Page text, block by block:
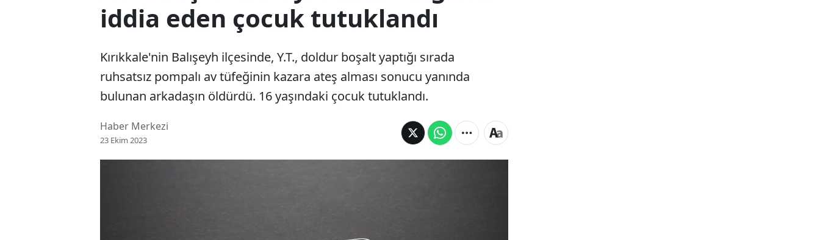
iddia eden çocuk tutuklandı
Kırıkkale'nin Balışeyh ilçesinde, Y.T., doldur boşalt yaptığı sırada
ruhsatsız pompalı av tüfeğinin kazara ateş alması sonucu yanında
bulunan arkadaşın öldürdü. 16 yaşındaki çocuk tutuklandı.
Haber Merkezi
23 Ekim 2023